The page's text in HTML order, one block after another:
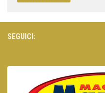
SEGUICI: